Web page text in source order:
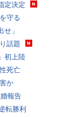
定決定
守る
」
話題
初上陸
死亡
か
報告
転勝利